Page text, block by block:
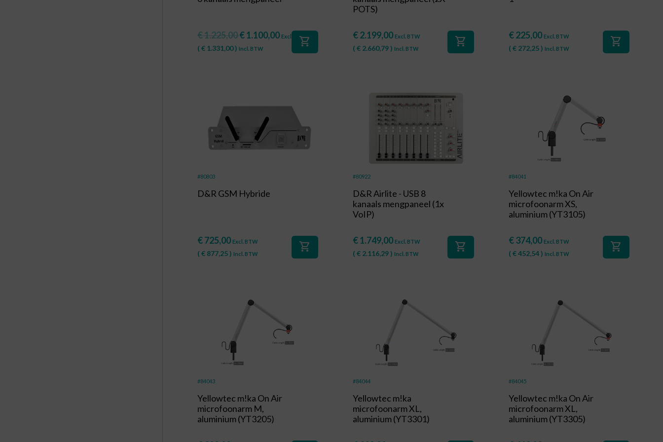
€1.225,00€1.100,00 Excl. BTW
( € 1.331,00) Incl. BTW
shopping_cart
POTS)
€2.199,00 Excl. BTW
(€ 2.660,79) Incl. BTW
shopping_cart €225,00 Excl. BTW
( €272,25) Incl. BTW
shopping_cart
#80803
D&R GSM Hybride
€725,00 Excl. BTW
( € 877,25) Incl. BTW
shopping_cart
#80922
D&R Airlite - USB 8
kanaals mengpaneel (1x
VoIP)
€1.749,00 Excl. BTW
(€ 2.116,29) Incl. BTW
shopping_cart
#84041
Yellowtec m!ka On Air
microfoonarm XS,
aluminium (YT3105)
€374,00 Excl. BTW
( €452,54) Incl. BTW
shopping_cart
#84043
Yellowtec m!ka On Air
microfoonarm M,
aluminium (YT3205)
#84044
Yellowtec m!ka
microfoonarm XL,
aluminium (YT3301)
#84045
Yellowtec m!ka On Air
microfoonarm XL,
aluminium (YT3305)